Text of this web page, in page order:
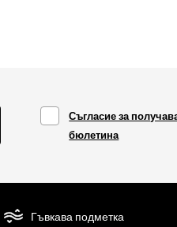
Съгласие за
бюлетина
Гъвкава подметка